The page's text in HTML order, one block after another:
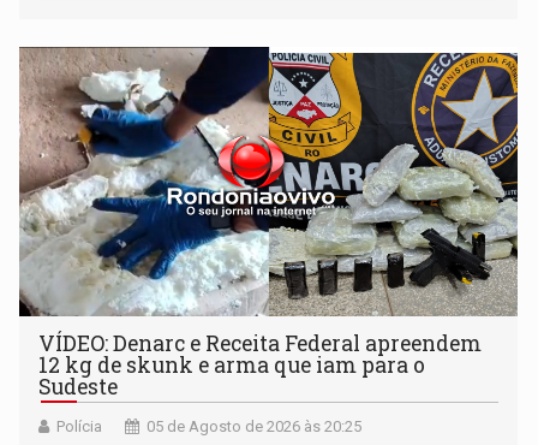
VÍDEO: Denarc e Receita Federal apreendem
12 kg de skunk e arma que iam para o
Sudeste
Polícia 05 de Agosto de 2026 às 20:25